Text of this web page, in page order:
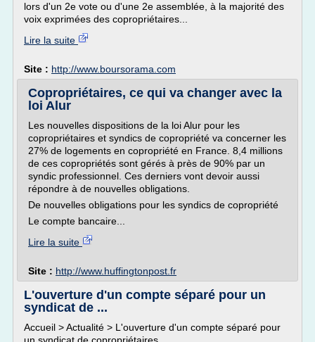
lors d'un 2e vote ou d'une 2e assemblée, à la majorité des
voix exprimées des copropriétaires...
Lire la suite
Site : http://www.boursorama.com
Copropriétaires, ce qui va changer avec la
loi Alur
Les nouvelles dispositions de la loi Alur pour les
copropriétaires et syndics de copropriété va concerner les
27% de logements en copropriété en France. 8,4 millions
de ces copropriétés sont gérés à près de 90% par un
syndic professionnel. Ces derniers vont devoir aussi
répondre à de nouvelles obligations.
De nouvelles obligations pour les syndics de copropriété
Le compte bancaire...
Lire la suite
Site : http://www.huffingtonpost.fr
L'ouverture d'un compte séparé pour un
syndicat de ...
Accueil > Actualité > L'ouverture d'un compte séparé pour